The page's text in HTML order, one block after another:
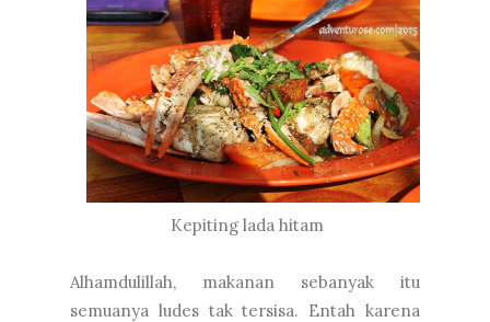
Kepiting lada hitam
Alhamdulillah, makanan sebanyak itu
semuanya ludes tak tersisa. Entah karena